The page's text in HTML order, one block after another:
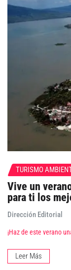
TURISMO
Vive un
para ti los
Dirección Editorial
¡Haz de este verano
Leer Más